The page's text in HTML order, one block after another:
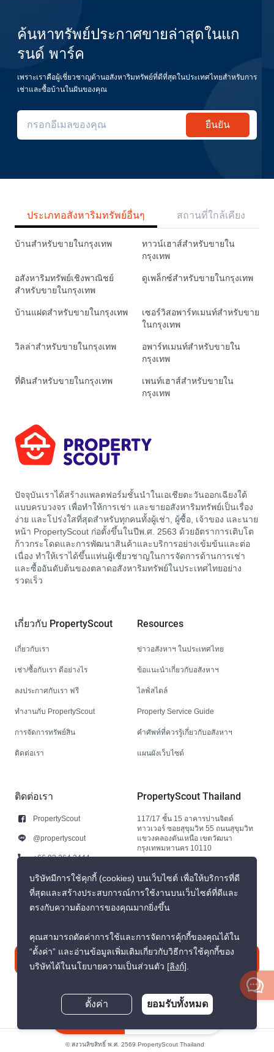
ค้นหาทรัพย์ประกาศขายล่าสุดในแก
รนด์ พาร์ค
เพราะเราคือผู้เชี่ยวชาญด้านอสังหาริมทรัพย์ที่ดีที่สุดในประเทศไทยสำหรับการ
เช่าและซื้อบ้านในฝันของคุณ
ยืนยัน
ประเภทอสังหาริมทรัพย์อื่นๆ สถานที่ใกล้เคียง
บ้านสำหรับขายในกรุงเทพ
ทาวน์เฮาส์สำหรับขายใน
กรุงเทพ
อสังหาริมทรัพย์เชิงพาณิชย์
สำหรับขายในกรุงเทพ
ดูเพล็กซ์สำหรับขายในกรุงเทพ
บ้านแฝดสำหรับขายในกรุงเทพ
เซอร์วิสอพาร์ทเมนท์สำหรับขาย
ในกรุงเทพ
วิลล่าสำหรับขายในกรุงเทพ
อพาร์ทเมนท์สำหรับขายใน
กรุงเทพ
ที่ดินสำหรับขายในกรุงเทพ
เพนท์เฮาส์สำหรับขายใน
กรุงเทพ
ปัจจุบันเราได้สร้างแพลตฟอร์มชั้นนำในเอเชียตะวันออกเฉียงใต้
แบบครบวงจร เพื่อทำให้การเช่า และขายอสังหาริมทรัพย์เป็นเรื่อง
ง่าย และโปร่งใสที่สุดสำหรับทุกคนทั้งผู้เช่า, ผู้ซื้อ, เจ้าของ และนาย
หน้า PropertyScout ก่อตั้งขึ้นในปีพ.ศ. 2563 ด้วยอัตราการเติบโต
ก้าวกระโดดและการพัฒนาสินค้าและบริการอย่างเข้มข้นและต่อ
เนื่อง ทำให้เราได้ขึ้นแท่นผู้เชี่ยวชาญในการจัดการด้านการเช่า
และซื้ออันดับต้นของตลาดอสังหาริมทรัพย์ในประเทศไทยอย่าง
รวดเร็ว
เกี่ยวกับ PropertyScout
เกี่ยวกับเรา
เช่า/ซื้อกับเรา ดีอย่างไร
ลงประกาศกับเรา ฟรี
ทำงานกับ PropertyScout
การจัดการทรัพย์สิน
ติดต่อเรา
Resources
ข่าวอสังหาฯ ในประเทศไทย
ข้อแนะนำเกี่ยวกับอสังหาฯ
ไลฟ์สไตล์
Property Service Guide
คำศัพท์ที่ควรรู้เกี่ยวกับอสังหาฯ
แผนผังเว็บไซต์
ติดต่อเรา
PropertyScout
@propertyscout
+66 92 264 3444
+66 92 264 3444
contact@propertyscout.co.th
PropertyScout Thailand
117/17 ชั้น 15 อาคารปานจิตต์
ทาวเวอร์ ซอยสุขุมวิท 55 ถนนสุขุมวิท
แขวงคลองตันเหนือ เขตวัฒนา
กรุงเทพมหานคร 10110
ติดต่อเรา
© สงวนลิขสิทธิ์ พ.ศ. 2569 PropertyScout Thailand
บริษัทมีการใช้คุกกี้ (cookies) บนเว็บไซต์ เพื่อให้บริการที่ดี
ที่สุดและสร้างประสบการณ์การใช้งานบนเว็บไซต์ที่ดีและ
ตรงกับความต้องการของคุณมากยิ่งขึ้น
คุณสามารถตัดค่าการใช้และการจัดการคุ้กกี้ของคุณได้ใน
“ตั้งค่า” และอ่านข้อมูลเพิ่มเติมเกี่ยวกับวิธีการใช้คุกกี้ของ
บริษัทได้ในนโยบายความเป็นส่วนตัว [ลิงก์].
ตั้งค่า ยอมรับทั้งหมด